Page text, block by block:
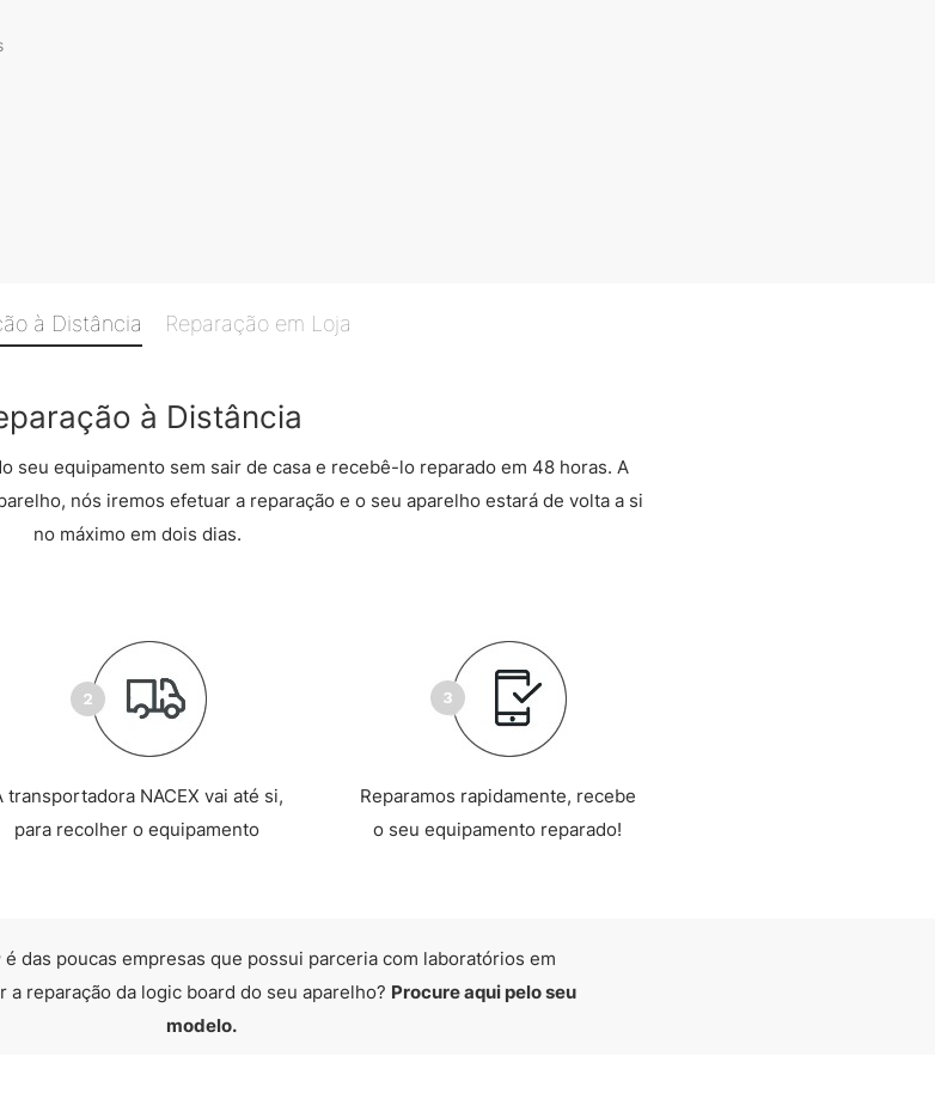
à Distância Reparação em Loja
à Distância
seu equipamento sem sair de casa e recebê-lo reparado em 48 horas. A
nós iremos efetuar a reparação e o seu aparelho estará de volta a si
no máximo em dois dias.
transportadora NACEX vai até si,
para recolher o equipamento
Reparamos rapidamente, recebe
o seu equipamento reparado!
é das poucas empresas que possui parceria com laboratórios em
a reparação da logic board do seu aparelho? Procure aqui pelo seu
modelo.